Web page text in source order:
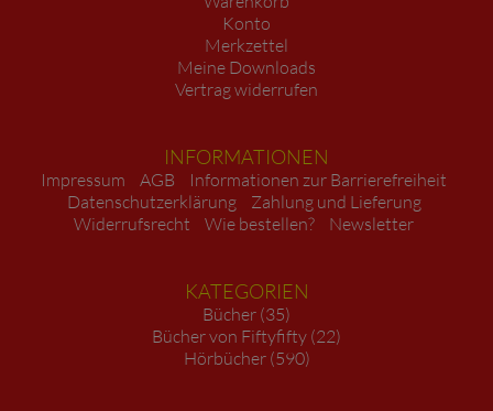
Konto
Merkzettel
Meine Downloads
Vertrag widerrufen
INFORMATIONEN
Impressum AGB
Informationen zur Barrierefreiheit
Datenschutzerklärung
Zahlung und Lieferung
Widerrufsrecht
Wie bestellen? Newsletter
KATEGORIEN
Bücher (35)
Bücher von Fiftyfifty (22)
Hörbücher (590)